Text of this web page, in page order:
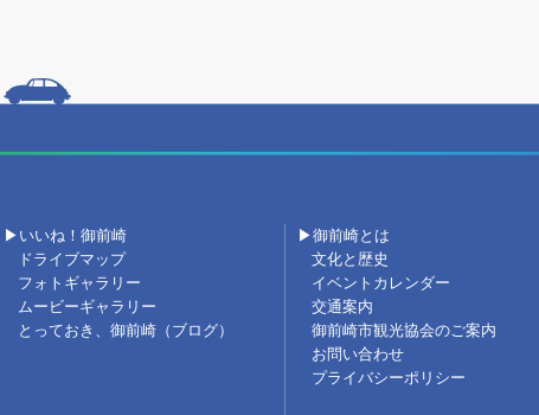
▶いいね！御前崎
ドライブマップ
フォトギャラリー
ムービーギャラリー
とっておき、御前崎（ブログ）
▶御前崎とは
文化と歴史
イベントカレンダー
交通案内
御前崎市観光協会のご案内
お問い合わせ
プライバシーポリシー